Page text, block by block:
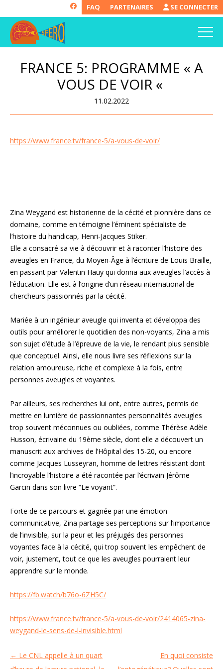
SE CONNECTER
PARTENAIRES
FAQ
FRANCE 5: PROGRAMME « A
VOUS DE VOIR «
11.02.2022
https://www.france.tv/france-5/a-vous-de-voir/
Zina Weygand est historienne de la cécité et pionnière dans ce
domaine, comme en témoigne l’éminent spécialiste de
l’histoire du handicap, Henri-Jacques Stiker.
Elle a consacré sa vie à découvrir et à raconter l’histoire des
aveugles en France, du Moyen-Âge à l’écriture de Louis Braille,
en passant par Valentin Haüy qui donna aux aveugles l’accès à
l’éducation. Elle est à l’origine d’un réseau international de
chercheurs passionnés par la cécité.
Mariée à un ingénieur aveugle qui inventa et développa des
outils pour améliorer le quotidien des non-voyants, Zina a mis
son sujet d’étude à l’épreuve de la vie, le rendant plus sensible
que conceptuel. Ainsi, elle nous livre ses réflexions sur la
relation amoureuse, riche et complexe à la fois, entre
personnes aveugles et voyantes.
Par ailleurs, ses recherches lui ont, entre autres, permis de
mettre en lumière de passionnantes personnalités aveugles
trop souvent méconnues ou oubliées, comme Thérèse Adèle
Husson, écrivaine du 19ème siècle, dont elle a découvert un
manuscrit aux archives de l’Hôpital des 15-20, ou encore
comme Jacques Lusseyran, homme de lettres résistant dont
l’incroyable l’histoire a été racontée par l’écrivain Jérôme
Garcin dans son livre “Le voyant”.
Forte de ce parcours et gagnée par une émotion
communicative, Zina partage ses perceptions sur l’importance
de l’invisible, sur la peur et les préjugés des personnes
voyantes face à la cécité, qui trop souvent les empêchent de
voir, justement, tout ce que les aveugles pourraient leur
apprendre sur le monde.
https://fb.watch/b76o-6ZH5C/
https://www.france.tv/france-5/a-vous-de-voir/2414065-zina-
weygand-le-sens-de-l-invisible.html
Navigation
← Le CNL appelle à un quart
En quoi consiste